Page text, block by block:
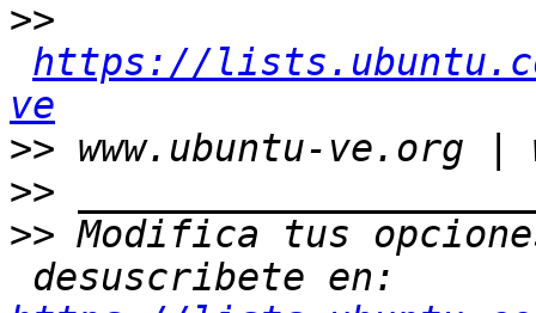
>>
https://
ve
>>
>>
>> Modifica tus